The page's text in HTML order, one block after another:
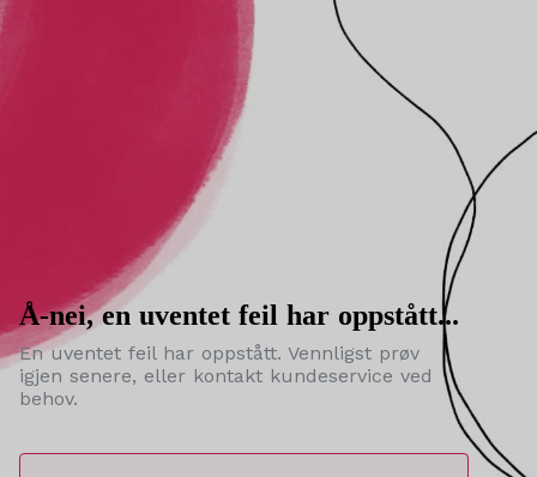
Å-nei, en uventet feil har oppstått...
En uventet feil har oppstått. Vennligst prøv
igjen senere, eller kontakt kundeservice ved
behov.